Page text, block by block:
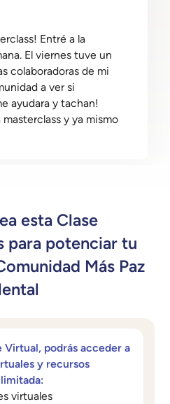
Entré a la
El viernes tuve un
colaboradoras de mi
a ver si
ayudara y tachan!
masterclass y ya mismo
esta Clase
para potenciar tu
Más Paz
Virtual, podrás acceder a
y recursos
virtuales